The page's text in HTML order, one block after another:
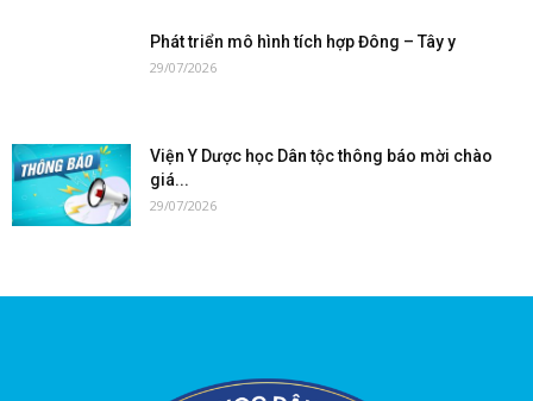
Phát triển mô hình tích hợp Đông – Tây y
29/07/2026
Viện Y Dược học Dân tộc thông báo mời chào
giá...
29/07/2026